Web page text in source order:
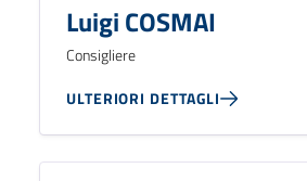
Luigi COSMAI
Consigliere
ULTERIORI DETTAGLI